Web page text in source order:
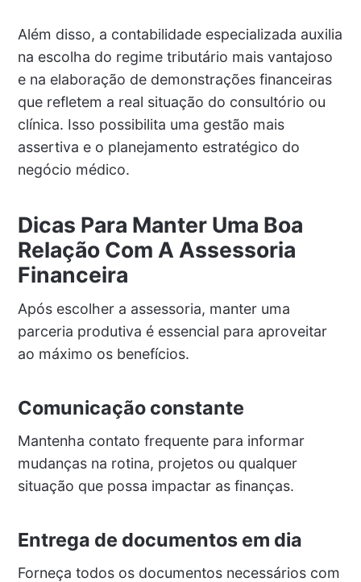
Além disso, a contabilidade especializada auxilia
na escolha do regime tributário mais vantajoso
e na elaboração de demonstrações financeiras
que refletem a real situação do consultório ou
clínica. Isso possibilita uma gestão mais
assertiva e o planejamento estratégico do
negócio médico.
Dicas Para Manter Uma Boa
Relação Com A Assessoria
Financeira
Após escolher a assessoria, manter uma
parceria produtiva é essencial para aproveitar
ao máximo os benefícios.
Comunicação constante
Mantenha contato frequente para informar
mudanças na rotina, projetos ou qualquer
situação que possa impactar as finanças.
Entrega de documentos em dia
Forneça todos os documentos necessários com